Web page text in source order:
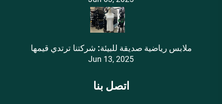
ملابس رياضية صديقة للبيئة: شركتنا ترتدي قيمها
Jun 13, 2025
اتصل بنا